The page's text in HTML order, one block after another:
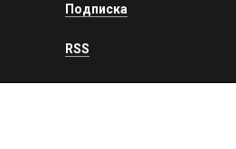
Подписка
RSS